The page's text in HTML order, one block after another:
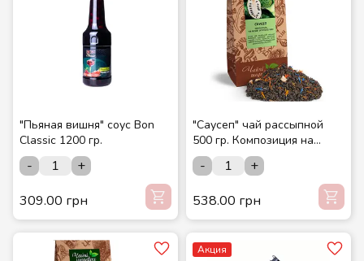
"Пьяная вишня" соус Bon
Classic 1200 гр.
-
+
309.00 грн
"Саусеп" чай рассыпной
500 гр. Композиция на
основе зелёного чая ТМ
Чайные шедевры
-
+
538.00 грн
Акция